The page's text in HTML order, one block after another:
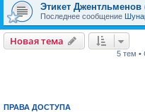
Этикет Джентльменов
Последнее сообщение
Новая тема
5 тем •
ПРАВА ДОСТУПА